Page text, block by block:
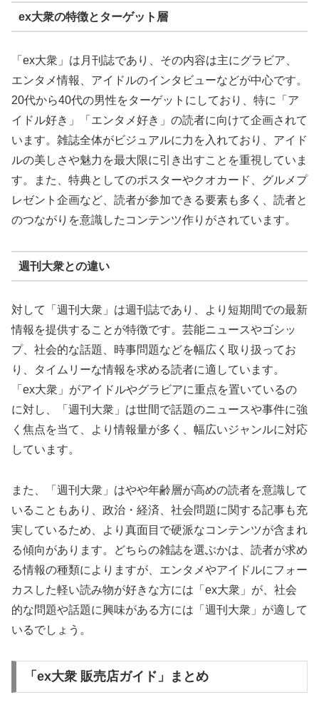
ex大衆の特徴とターゲット層
「ex大衆」は月刊誌であり、その内容は主にグラビア、
エンタメ情報、アイドルのインタビューなどが中心です。
20代から40代の男性をターゲットにしており、特に「ア
イドル好き」「エンタメ好き」の読者に向けて企画されて
います。雑誌全体がビジュアルに力を入れており、アイド
ルの美しさや魅力を最大限に引き出すことを重視していま
す。また、特典としてのポスターやクオカード、グルメプ
レゼント企画など、読者が参加できる要素も多く、読者と
のつながりを意識したコンテンツ作りがされています。
週刊大衆との違い
対して「週刊大衆」は週刊誌であり、より短期間での最新
情報を提供することが特徴です。芸能ニュースやゴシッ
プ、社会的な話題、時事問題などを幅広く取り扱ってお
り、タイムリーな情報を求める読者に適しています。
「ex大衆」がアイドルやグラビアに重点を置いているの
に対し、「週刊大衆」は世間で話題のニュースや事件に強
く焦点を当て、より情報量が多く、幅広いジャンルに対応
しています。
また、「週刊大衆」はやや年齢層が高めの読者を意識して
いることもあり、政治・経済、社会問題に関する記事も充
実しているため、より真面目で硬派なコンテンツが含まれ
る傾向があります。どちらの雑誌を選ぶかは、読者が求め
る情報の種類によりますが、エンタメやアイドルにフォー
カスした軽い読み物が好きな方には「ex大衆」が、社会
的な問題や話題に興味がある方には「週刊大衆」が適して
いるでしょう。
「ex大衆 販売店ガイド」まとめ